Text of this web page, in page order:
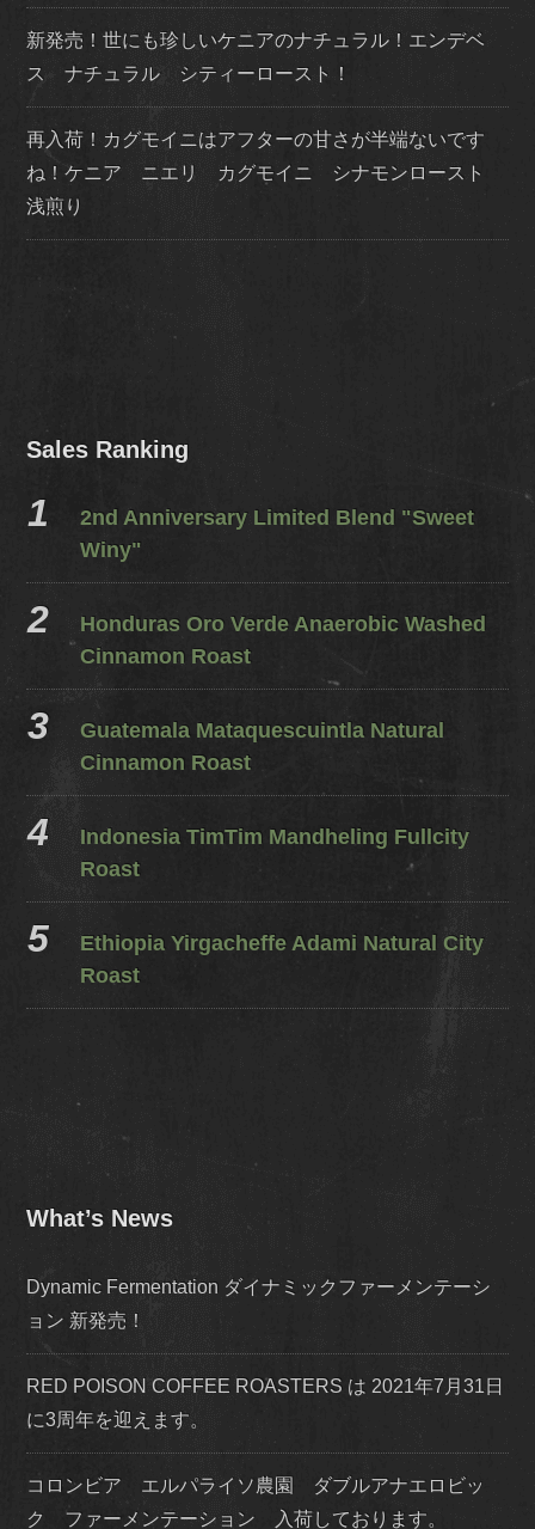
新発売！世にも珍しいケニアのナチュラル！エンデベ
ス ナチュラル シティーロースト！
再入荷！カグモイニはアフターの甘さが半端ないです
ね！ケニア ニエリ カグモイニ シナモンロースト
浅煎り
Sales Ranking
2nd Anniversary Limited Blend "Sweet
Winy"
Honduras Oro Verde Anaerobic Washed
Cinnamon Roast
Guatemala Mataquescuintla Natural
Cinnamon Roast
Indonesia TimTim Mandheling Fullcity
Roast
Ethiopia Yirgacheffe Adami Natural City
Roast
What’s News
Dynamic Fermentation ダイナミックファーメンテーシ
ョン 新発売！
RED POISON COFFEE ROASTERS は 2021年7月31日
に3周年を迎えます。
コロンビア エルパライソ農園 ダブルアナエロビッ
ク ファーメンテーション 入荷しております。